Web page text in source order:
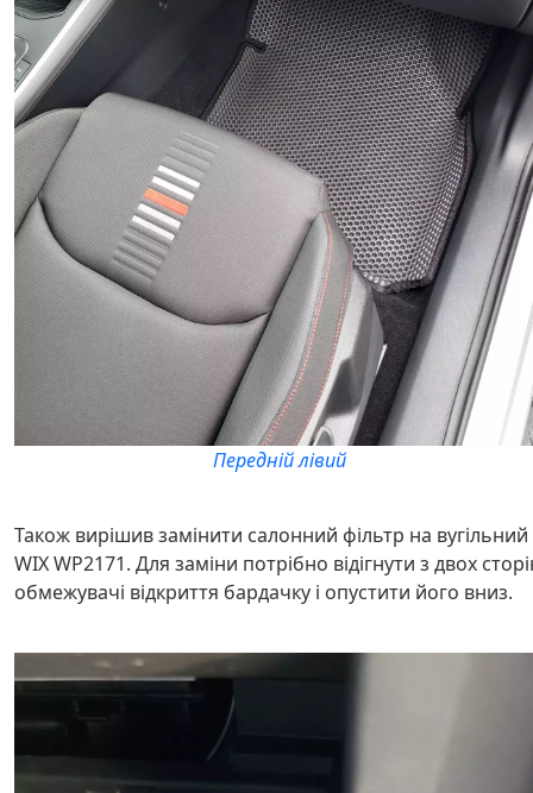
Передній лівий
Також вирішив замінити салонний фільтр на вугільний
WIX WP2171. Для заміни потрібно відігнути з двох
обмежувачі відкриття бардачку і опустити його вниз.